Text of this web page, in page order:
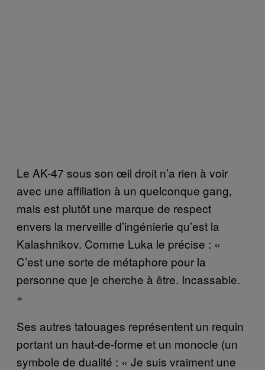
Le AK-47 sous son œil droit n’a rien à voir
avec une affiliation à un quelconque gang,
mais est plutôt une marque de respect
envers la merveille d’ingénierie qu’est la
Kalashnikov. Comme Luka le précise : «
C’est une sorte de métaphore pour la
personne que je cherche à être. Incassable.
»
Ses autres tatouages représentent un requin
portant un haut-de-forme et un monocle (un
symbole de dualité : « Je suis vraiment une